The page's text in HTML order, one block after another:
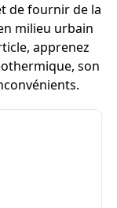
de fournir de la
milieu urbain
apprenez
son